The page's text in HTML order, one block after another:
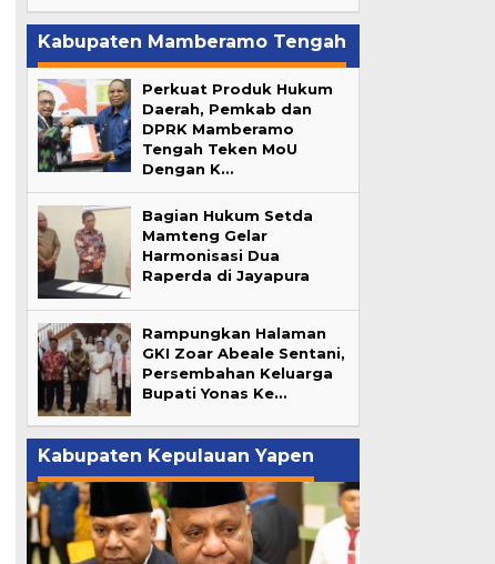
Kabupaten Mamberamo Tengah
Perkuat Produk Hukum
Daerah, Pemkab dan
DPRK Mamberamo
Tengah Teken MoU
Dengan K…
Bagian Hukum Setda
Mamteng Gelar
Harmonisasi Dua
Raperda di Jayapura
Rampungkan Halaman
GKI Zoar Abeale Sentani,
Persembahan Keluarga
Bupati Yonas Ke…
Kabupaten Kepulauan Yapen